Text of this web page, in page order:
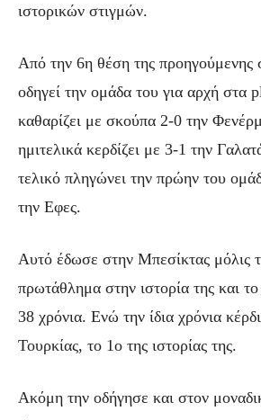
ιστορικών στιγμών.
Από την 6η θέση της προηγούμενης
οδηγεί την ομάδα του για αρχή στα
καθαρίζει με σκούπα 2-0 την
ημιτελικά κερδίζει με 3-1 την
τελικό πληγώνει την πρώην του
την Εφες.
Αυτό έδωσε στην Μπεσίκτας μόλις
πρωτάθλημα στην ιστορία της και
38 χρόνια. Ενώ την ίδια χρόνια
Τουρκίας, το 1ο της ιστορίας της.
Ακόμη την οδήγησε και στον